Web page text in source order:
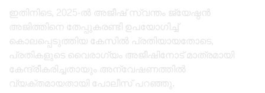
ഇതിനിടെ, 2025-ൽ അജീഷ് സ്വന്തം ജ്യേഷ്ഠൻ
അജിത്തിനെ തേപ്പുകരണ്ടി ഉപയോഗിച്ച്
കൊലപ്പെടുത്തിയ കേസിൽ പ്രതിയായതോടെ,
പ്രതികളുടെ വൈരാഗ്യം അജീഷിനോട് മാത്രമായി
കേന്ദ്രീകരിച്ചതായും അന്വേഷണത്തിൽ
വ്യക്തമായതായി പോലീസ് പറഞ്ഞു.